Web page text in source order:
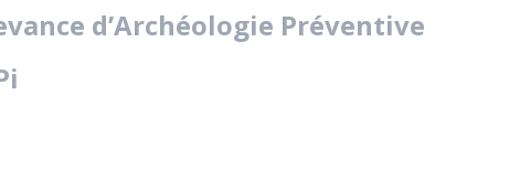
d’Archéologie Préventive